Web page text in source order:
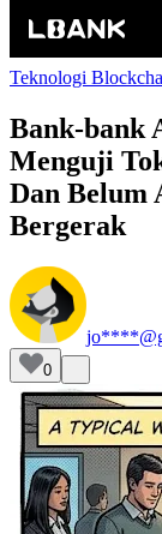
Teknologi
Bank-bank
Menguji
Dan Belum
Bergerak
0